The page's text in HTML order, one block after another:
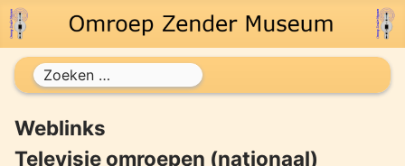
Zoeken
Weblinks
Televisie omroepen (nationaal)